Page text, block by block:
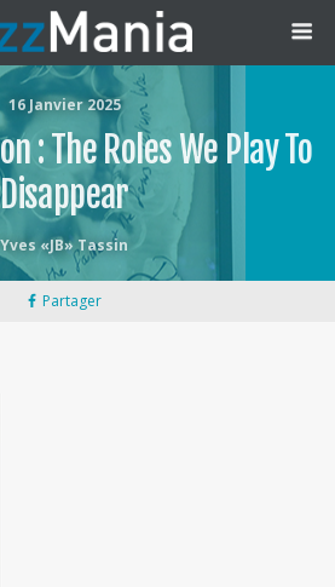
16 Janvier 2025
: The Roles We Play To
Disappear
Yves «JB» Tassin
Partager